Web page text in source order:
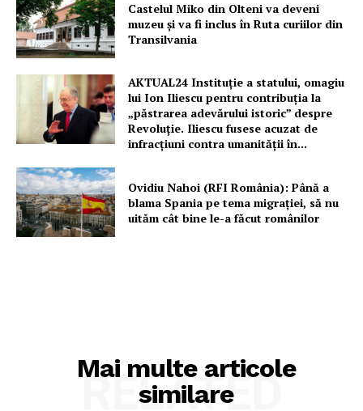
Castelul Miko din Olteni va deveni
muzeu şi va fi inclus în Ruta curiilor din
Transilvania
AKTUAL24 Instituție a statului, omagiu
lui Ion Iliescu pentru contribuția la
„păstrarea adevărului istoric” despre
Revoluție. Iliescu fusese acuzat de
infracțiuni contra umanității în...
Ovidiu Nahoi (RFI România): Până a
blama Spania pe tema migrației, să nu
uităm cât bine le-a făcut românilor
Mai multe articole
similare
RELATED